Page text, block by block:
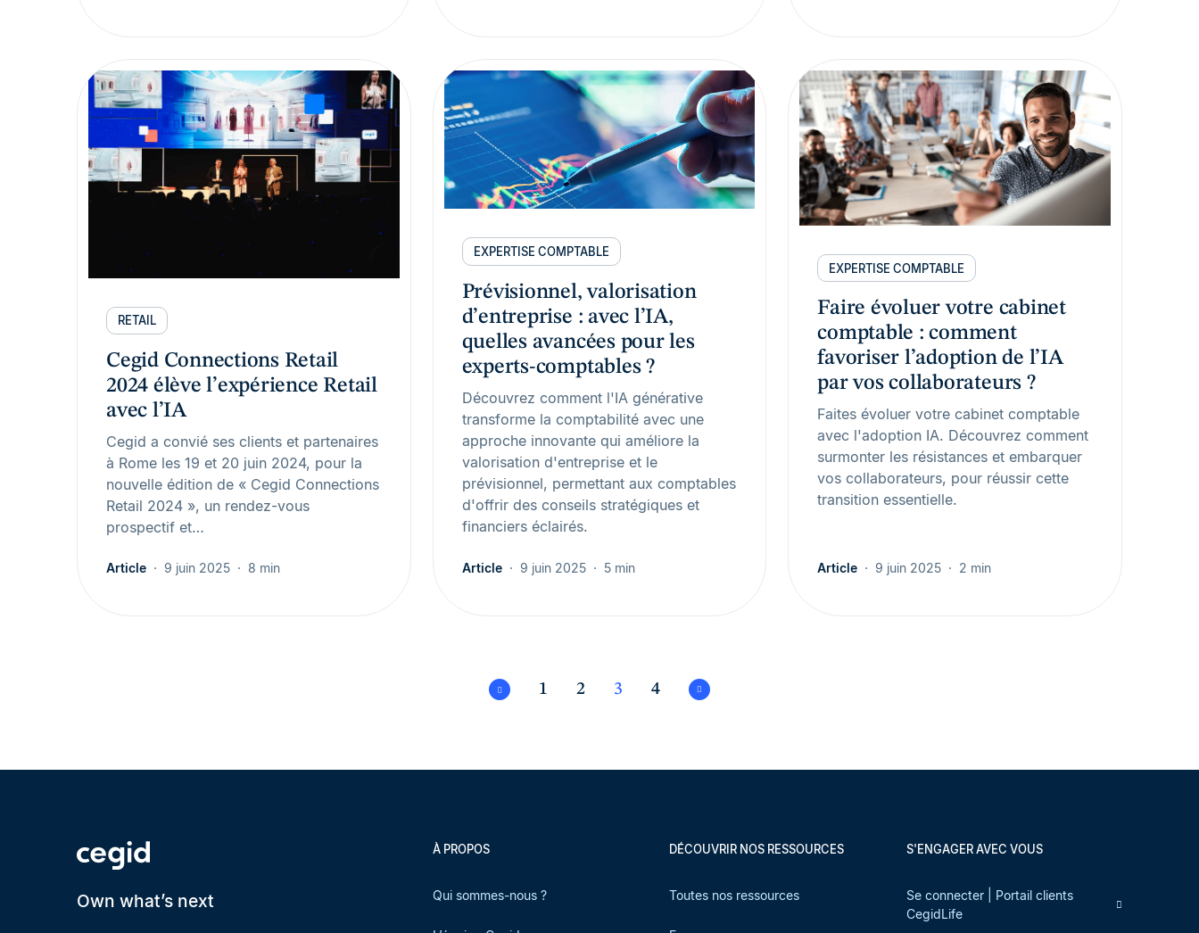
RETAIL
Cegid Connections Retail
2024 élève l’expérience Retail
avec l’IA
Cegid a convié ses clients et partenaires
à Rome les 19 et 20 juin 2024, pour la
nouvelle édition de « Cegid Connections
Retail 2024 », un rendez-vous
prospectif et…
Article 9 juin 2025 8 min
EXPERTISE COMPTABLE
Prévisionnel, valorisation
d’entreprise : avec l’IA,
quelles avancées pour les
experts-comptables ?
Découvrez comment l'IA générative
transforme la comptabilité avec une
approche innovante qui améliore la
valorisation d'entreprise et le
prévisionnel, permettant aux comptables
d'offrir des conseils stratégiques et
financiers éclairés.
Article 9 juin 2025 5 min
EXPERTISE COMPTABLE
Faire évoluer votre cabinet
comptable : comment
favoriser l’adoption de l’IA
par vos collaborateurs ?
Faites évoluer votre cabinet comptable
avec l'adoption IA. Découvrez comment
surmonter les résistances et embarquer
vos collaborateurs, pour réussir cette
transition essentielle.
Article 9 juin 2025 2 min
1 2 3 4
Own what’s next
À PROPOS
Qui sommes-nous ?
DÉCOUVRIR NOS RESSOURCES
Toutes nos ressources
S'ENGAGER AVEC VOUS
Se connecter | Portail clients
CegidLife